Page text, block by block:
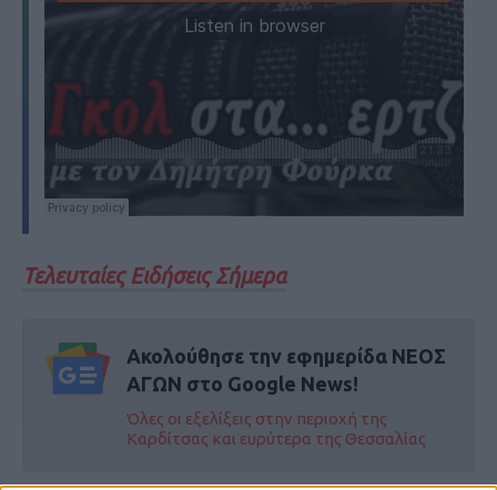
Τελευταίες Ειδήσεις Σήμερα
Ακολούθησε την εφημερίδα ΝΕΟΣ
ΑΓΩΝ στο Google News!
Όλες οι εξελίξεις στην περιοχή της
Καρδίτσας και ευρύτερα της Θεσσαλίας